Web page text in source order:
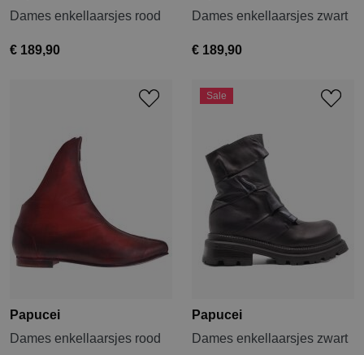
Dames enkellaarsjes rood
€ 189,90
Dames enkellaarsjes zwart
€ 189,90
Papucei
Dames enkellaarsjes rood
Sale
Papucei
Dames enkellaarsjes zwart